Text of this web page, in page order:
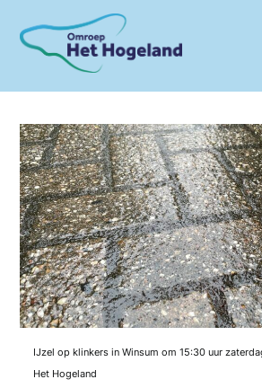
content
IJzel op klinkers in Winsum om 15:30 uur
Het Hogeland